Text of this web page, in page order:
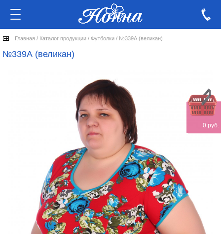
Главная / Каталог продукции / Футболки / №339А (великан)
№339А (великан)
0 руб.